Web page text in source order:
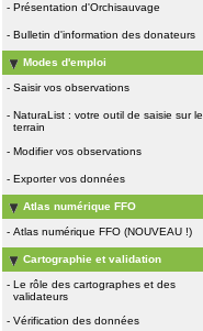
- Présentation d'Orchisauvage
- Bulletin d'information des donateurs
Modes d'emploi
- Saisir vos observations
- NaturaList : votre outil de saisie sur le
terrain
- Modifier vos observations
- Exporter vos données
Atlas numérique FFO
- Atlas numérique FFO (NOUVEAU !)
Cartographie et validation
- Le rôle des cartographes et des
validateurs
- Vérification des données